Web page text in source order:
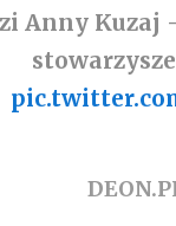
Anny